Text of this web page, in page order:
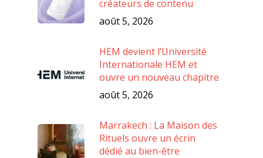
créateurs de contenu
août 5, 2026
HEM devient l’Université
Internationale HEM et
ouvre un nouveau chapitre
août 5, 2026
Marrakech : La Maison des
Rituels ouvre un écrin
dédié au bien-être